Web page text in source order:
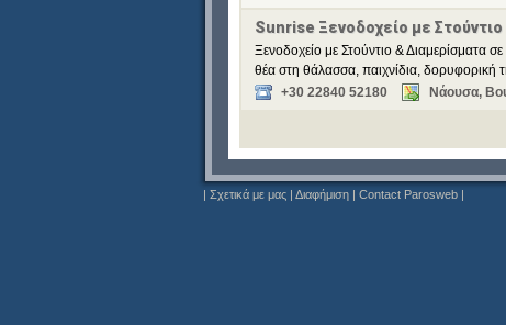
Sunrise Ξενοδοχείο με
Ξενοδοχείο με Στούντιο & Διαμερίσματα
θέα στη θάλασσα, παιχνίδια, δορυφορική
+30 22840 52180
Νάουσα,
| Σχετικά με μας | Διαφήμιση | Contact Parosweb |